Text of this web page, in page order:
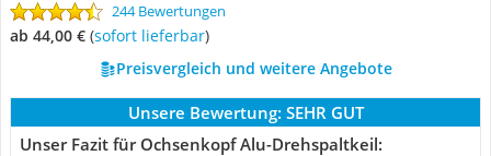
244 Bewertungen
ab 44,00 € ( Sofort lieferbar)
Preisvergleich und weitere Angebote
Unsere Bewertung: SEHR GUT
Unser Fazit für Ochsenkopf Alu-Drehspaltkeil: